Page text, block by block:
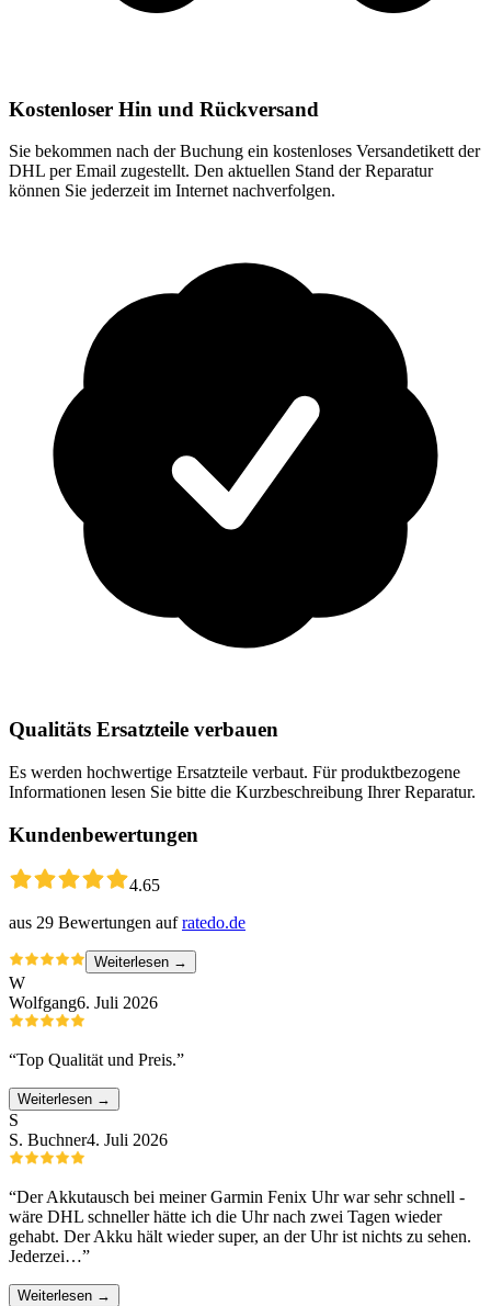
Kostenloser Hin und Rückversand
Sie bekommen nach der Buchung ein kostenloses Versandetikett der
DHL per Email zugestellt. Den aktuellen Stand der Reparatur
können Sie jederzeit im Internet nachverfolgen.
Qualitäts Ersatzteile verbauen
Es werden hochwertige Ersatzteile verbaut. Für produktbezogene
Informationen lesen Sie bitte die Kurzbeschreibung Ihrer Reparatur.
Kundenbewertungen
4.65
aus 29 Bewertungen auf ratedo.de
Weiterlesen →
W
Wolfgang6. Juli 2026
“Top Qualität und Preis.”
Weiterlesen →
S
S. Buchner4. Juli 2026
“Der Akkutausch bei meiner Garmin Fenix Uhr war sehr schnell -
wäre DHL schneller hätte ich die Uhr nach zwei Tagen wieder
gehabt. Der Akku hält wieder super, an der Uhr ist nichts zu sehen.
Jederzei…”
Weiterlesen →